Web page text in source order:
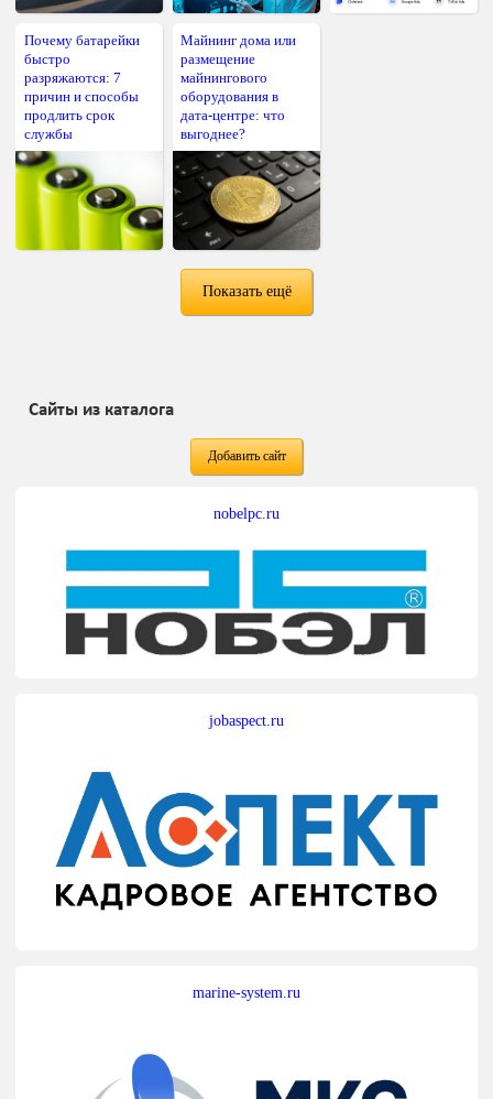
Почему батарейки
быстро
разряжаются: 7
причин и способы
продлить срок
службы
Майнинг дома или
размещение
майнингового
оборудования в
дата-центре: что
выгоднее?
Показать ещё
Сайты из каталога
Добавить сайт
nobelpc.ru
jobaspect.ru
marine-system.ru